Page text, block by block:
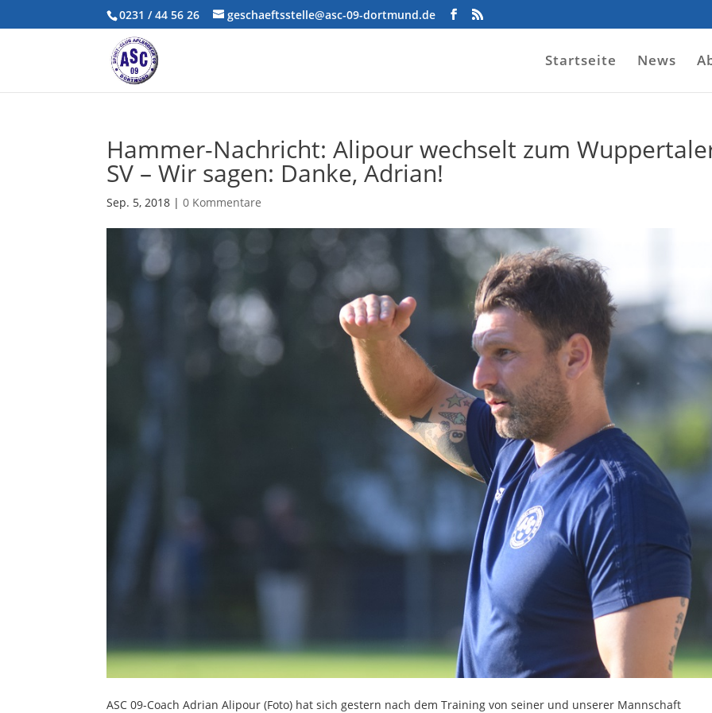
0231 / 44 56 26 geschaeftsstelle@asc-09-dortmund.de
Startseite News
Hammer-Nachricht: Alipour wechselt zum
SV – Wir sagen: Danke, Adrian!
Sep. 5, 2018 |0 Kommentare
ASC 09-Coach Adrian Alipour (Foto) hat sich gestern nach dem Training von seiner und unserer Mannschaft